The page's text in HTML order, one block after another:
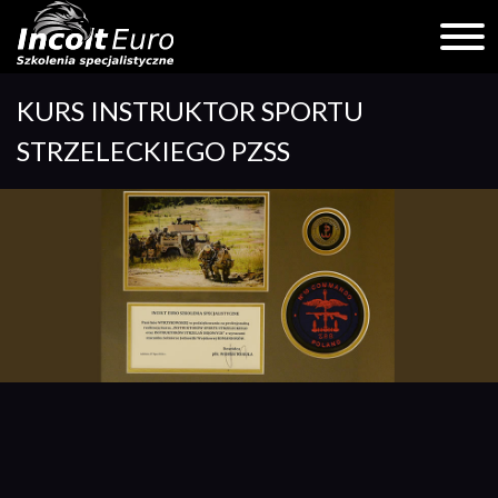
content
KURS INSTRUKTOR SPORTU
STRZELECKIEGO PZSS